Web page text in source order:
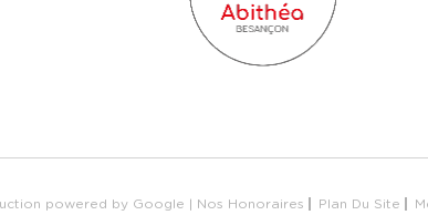
powered by Google | Nos Honoraires Plan Du Site